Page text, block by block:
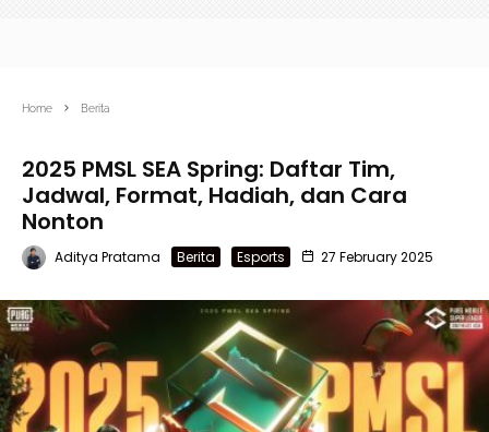
Home Berita
2025 PMSL SEA Spring: Daftar Tim,
Jadwal, Format, Hadiah, dan Cara
Nonton
Aditya Pratama Berita Esports 27 February 2025